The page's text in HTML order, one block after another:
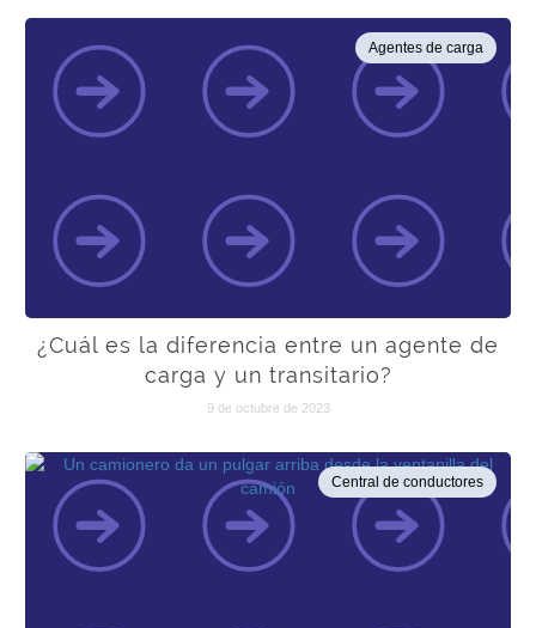
Agentes de carga
¿Cuál es la diferencia entre un agente de
carga y un transitario?
9 de octubre de 2023
Central de conductores